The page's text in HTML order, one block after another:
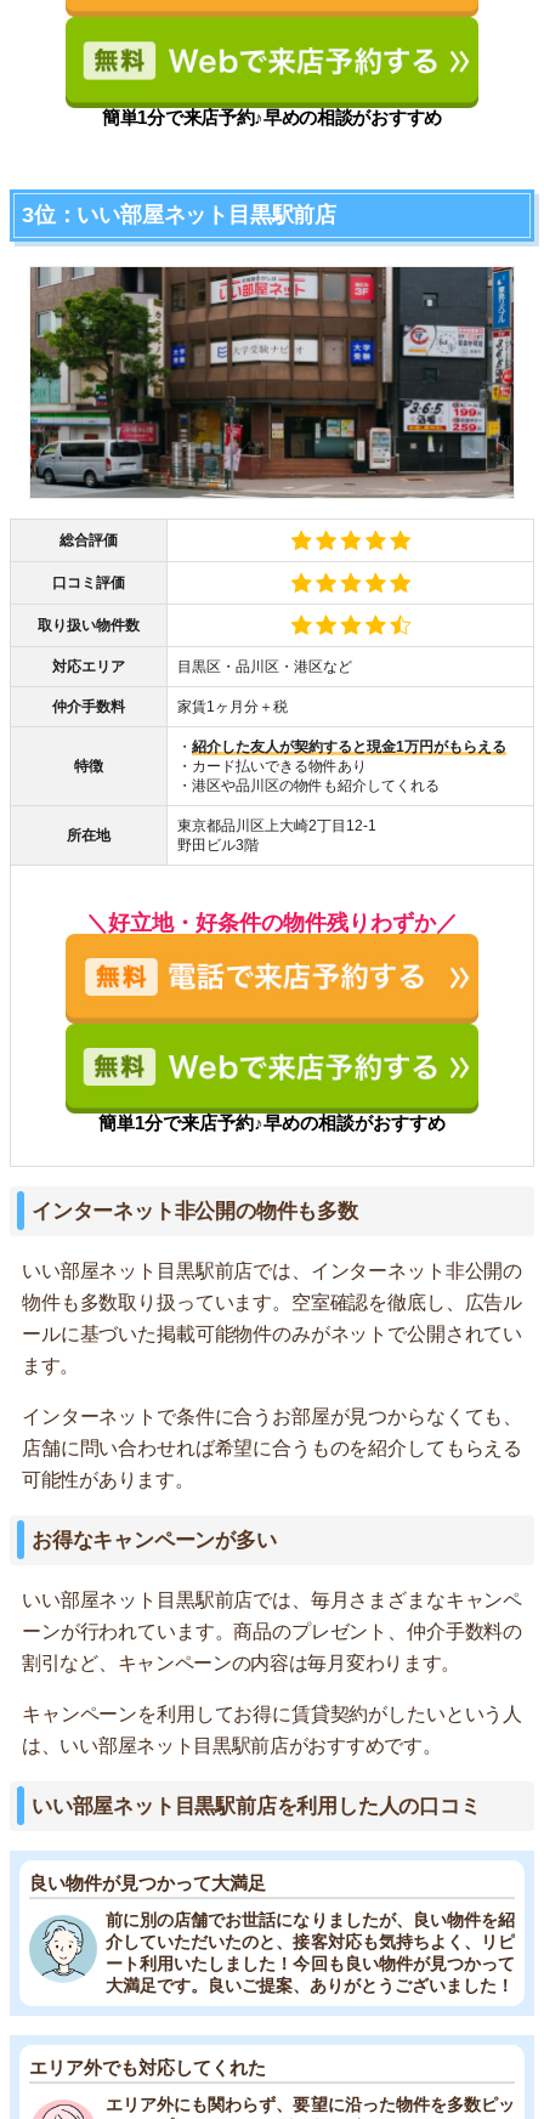
簡単1分で来店予約♪早めの相談がおすすめ
3位：いい部屋ネット目黒駅前店
総合評価
口コミ評価
取り扱い物件数
対応エリア 目黒区・品川区・港区など
仲介手数料 家賃1ヶ月分＋税
特徴
・ 紹介した友人が契約すると現金1万円がもらえる
・カード払いできる物件あり
・港区や品川区の物件も紹介してくれる
所在地
東京都品川区上大崎2丁目12-1
野田ビル3階
＼好立地・好条件の物件残りわずか／
簡単1分で来店予約♪早めの相談がおすすめ
インターネット非公開の物件も多数
いい部屋ネット目黒駅前店では、インターネット非公開の
物件も多数取り扱っています。空室確認を徹底し、広告ル
ールに基づいた掲載可能物件のみがネットで公開されてい
ます。
インターネットで条件に合うお部屋が見つからなくても、
店舗に問い合わせれば希望に合うものを紹介してもらえる
可能性があります。
お得なキャンペーンが多い
いい部屋ネット目黒駅前店では、毎月さまざまなキャンペ
ーンが行われています。商品のプレゼント、仲介手数料の
割引など、キャンペーンの内容は毎月変わります。
キャンペーンを利用してお得に賃貸契約がしたいという人
は、いい部屋ネット目黒駅前店がおすすめです。
いい部屋ネット目黒駅前店を利用した人の口コミ
良い物件が見つかって大満足
前に別の店舗でお世話になりましたが、良い物件を紹
介していただいたのと、接客対応も気持ちよく、リピ
ート利用いたしました！今回も良い物件が見つかって
大満足です。良いご提案、ありがとうございました！
エリア外でも対応してくれた
エリア外にも関わらず、要望に沿った物件を多数ピッ